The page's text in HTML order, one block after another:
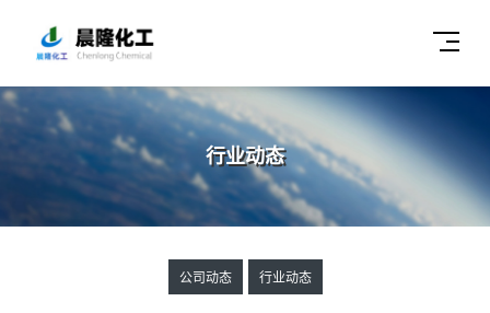
行业动态
公司动态 行业动态